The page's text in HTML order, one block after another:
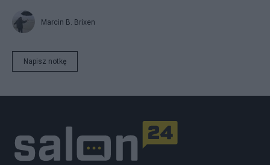
Marcin B. Brixen
Napisz notkę